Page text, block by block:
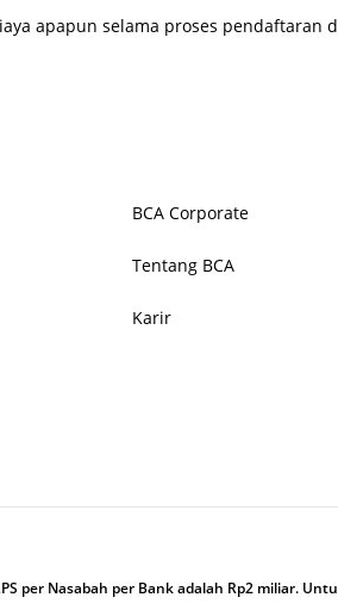
apapun selama proses pendaftaran
BCA Corporate
Tentang BCA
Karir
per Nasabah per Bank adalah Rp2 miliar.